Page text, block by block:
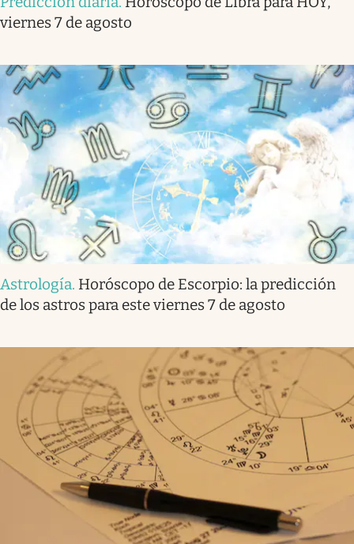
viernes 7 de agosto
Astrología. Horóscopo de Escorpio: la predicción
de los astros para este viernes 7 de agosto